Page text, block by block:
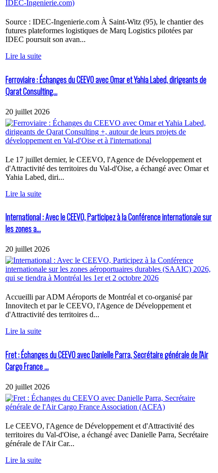
Source : IDEC-Ingenierie.com À Saint-Witz (95), le chantier des
futures plateformes logistiques de Marq Logistics pilotées par
IDEC poursuit son avan...
Lire la suite
Ferroviaire : Échanges du CEEVO avec Omar et Yahia Labed, dirigeants de
Qarat Consulting...
20 juillet 2026
Le 17 juillet dernier, le CEEVO, l'Agence de Développement et
d'Attractivité des territoires du Val-d'Oise, a échangé avec Omar et
Yahia Labed, diri...
Lire la suite
International : Avec le CEEVO, Participez à la Conférence internationale sur
les zones a...
20 juillet 2026
Accueilli par ADM Aéroports de Montréal et co-organisé par
Innovitech et par le CEEVO, l'Agence de Développement et
d'Attractivité des territoires d...
Lire la suite
Fret : Échanges du CEEVO avec Danielle Parra, Secrétaire générale de l'Air
Cargo France ...
20 juillet 2026
Le CEEVO, l'Agence de Développement et d'Attractivité des
territoires du Val-d'Oise, a échangé avec Danielle Parra, Secrétaire
générale de l'Air Car...
Lire la suite